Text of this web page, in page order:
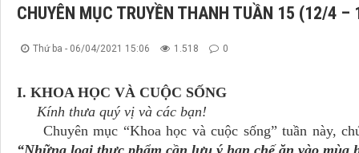
CHUYÊN MỤC TRUYỀN THANH TUẦN 15 (12/4
Thứ ba - 06/04/2021 15:06 1.518 0
I. KHOA HỌC VÀ CUỘC SỐNG
Kính thưa quý vị và các bạn!
Chuyên mục “Khoa học và cuộc sống” tuần này,
“Những loại thực phẩm cần lưu ý hạn chế ăn vào mùa